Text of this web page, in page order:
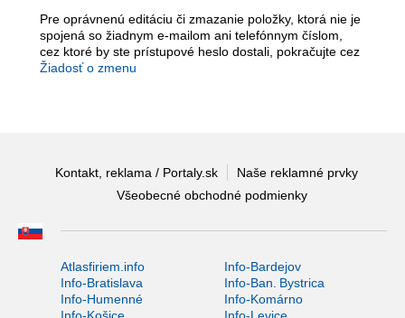
Pre oprávnenú editáciu či zmazanie položky, ktorá nie je
spojená so žiadnym e-mailom ani telefónnym číslom,
cez ktoré by ste prístupové heslo dostali, pokračujte cez
Žiadosť o zmenu
Kontakt, reklama / Portaly.sk
Naše reklamné prvky
Všeobecné obchodné podmienky
Atlasfiriem.info
Info-Bardejov
Info-Bratislava
Info-Ban. Bystrica
Info-Humenné
Info-Komárno
Info-Košice
Info-Levice